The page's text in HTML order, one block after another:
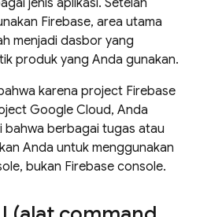
Firebase, area utama
menjadi dasbor yang
produk yang Anda gunakan.
karena project Firebase
Google Cloud, Anda
bahwa berbagai tugas atau
Anda untuk menggunakan
bukan Firebase console.